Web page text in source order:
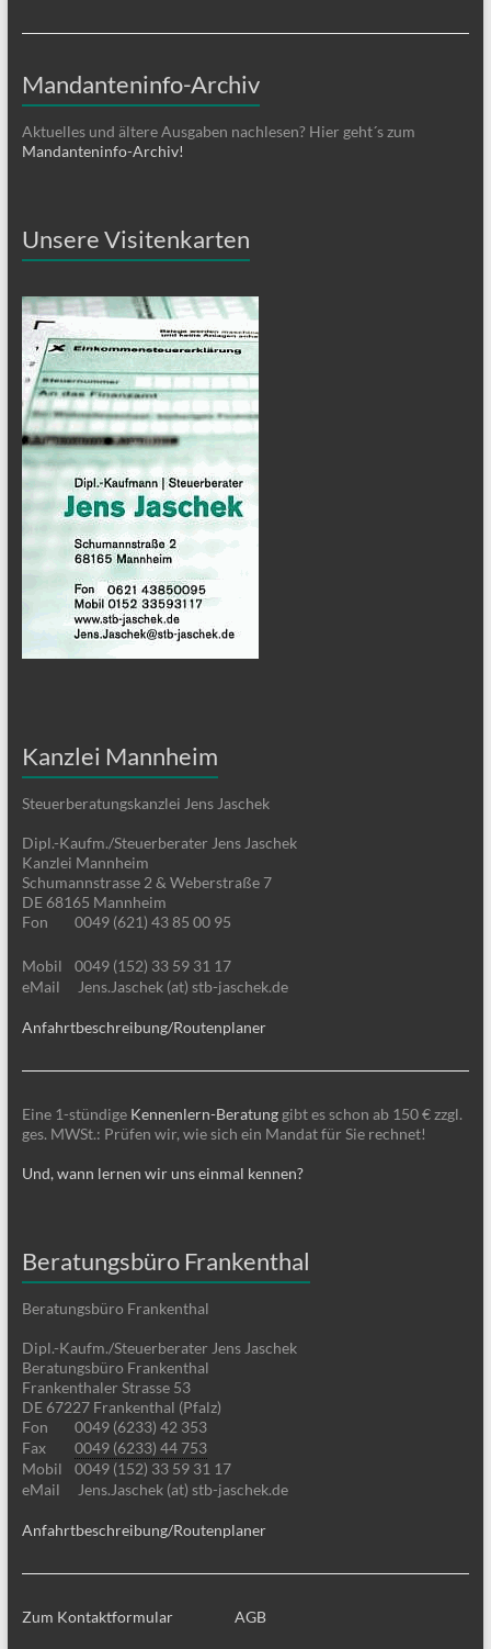
Mandanteninfo-Archiv
Aktuelles und ältere Ausgaben nachlesen? Hier geht´s zum
Mandanteninfo-Archiv!
Unsere Visitenkarten
Kanzlei Mannheim
Steuerberatungskanzlei Jens Jaschek
Dipl.-Kaufm./Steuerberater Jens Jaschek
Kanzlei Mannheim
Schumannstrasse 2 & Weberstraße 7
DE 68165 Mannheim
Fon
0049 (621) 43 85 00 95
Mobil
0049 (152) 33 59 31 17
eMail
Jens.Jaschek (at) stb-jaschek.de
Anfahrtbeschreibung/Routenplaner
Eine 1-stündige Kennenlern-Beratunggibt es schon ab 150 € zzgl.
ges. MWSt.: Prüfen wir, wie sich ein Mandat für Sie rechnet!
Und, wann lernen wir uns einmal kennen?
Beratungsbüro Frankenthal
Beratungsbüro Frankenthal
Dipl.-Kaufm./Steuerberater Jens Jaschek
Beratungsbüro Frankenthal
Frankenthaler Strasse 53
DE 67227 Frankenthal (Pfalz)
Fon
0049 (6233) 42 353
Fax
0049 (6233) 44 753
Mobil
0049 (152) 33 59 31 17
eMail
Jens.Jaschek (at) stb-jaschek.de
Anfahrtbeschreibung/Routenplaner
Zum Kontaktformular AGB